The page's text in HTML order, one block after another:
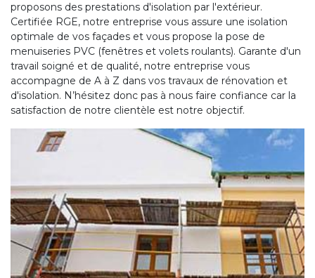
proposons des prestations d'isolation par l'extérieur.
Certifiée RGE, notre entreprise vous assure une isolation
optimale de vos façades et vous propose la pose de
menuiseries PVC (fenêtres et volets roulants). Garante d'un
travail soigné et de qualité, notre entreprise vous
accompagne de A à Z dans vos travaux de rénovation et
d'isolation. N’hésitez donc pas à nous faire confiance car la
satisfaction de notre clientèle est notre objectif.